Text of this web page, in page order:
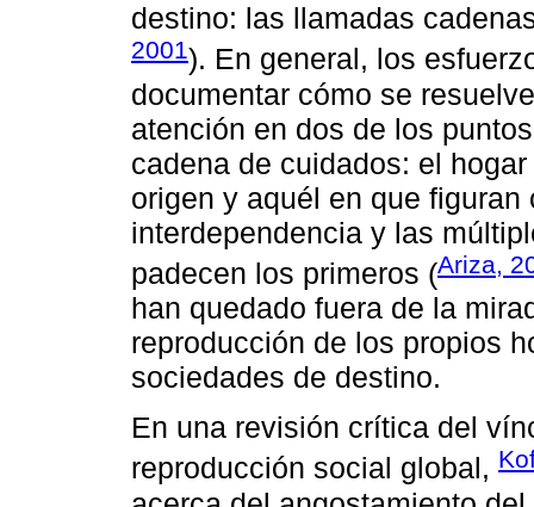
destino: las llamadas
2001). En general, los
documentar cómo se
atención en dos de los
cadena de cuidados: el
origen y aquél en que
interdependencia y las
padecen los primeros (Ariza,
han quedado fuera de la
reproducción de los propios
sociedades de destino.
En una revisión crítica del
reproducción social global,